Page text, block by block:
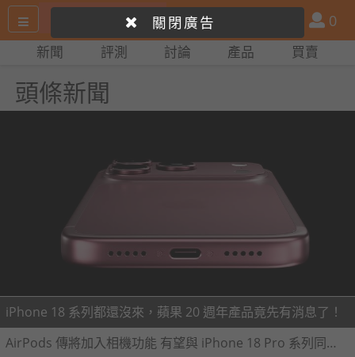
尋
產
品
比
會
員
0
新聞 評測 討論 產品 買賣
頭條新聞
iPhone 18 系列都還沒來，蘋果 20 週年產品竟先有消息了！
AirPods 傳將加入相機功能 有望與 iPhone 18 Pro 系列同步亮相
關閉廣告